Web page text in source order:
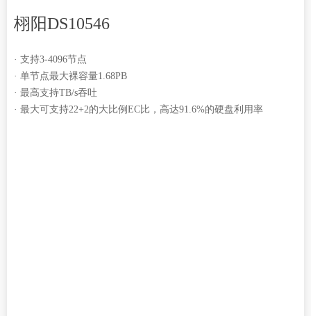
栩阳DS10546
· 支持3-4096节点
· 单节点最大裸容量1.68PB
· 最高支持TB/s吞吐
· 最大可支持22+2的大比例EC比，高达91.6%的硬盘利用率